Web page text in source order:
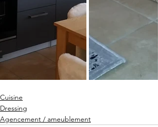
Cuisine
Dressing
Agencement / ameublement